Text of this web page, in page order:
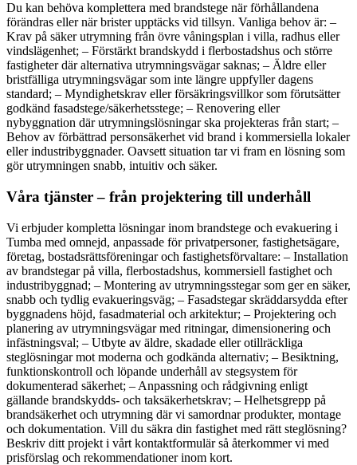
Du kan behöva komplettera med brandstege när förhållandena
förändras eller när brister upptäcks vid tillsyn. Vanliga behov är: –
Krav på säker utrymning från övre våningsplan i villa, radhus eller
vindslägenhet; – Förstärkt brandskydd i flerbostadshus och större
fastigheter där alternativa utrymningsvägar saknas; – Äldre eller
bristfälliga utrymningsvägar som inte längre uppfyller dagens
standard; – Myndighetskrav eller försäkringsvillkor som förutsätter
godkänd fasadstege/säkerhetsstege; – Renovering eller
nybyggnation där utrymningslösningar ska projekteras från start; –
Behov av förbättrad personsäkerhet vid brand i kommersiella lokaler
eller industribyggnader. Oavsett situation tar vi fram en lösning som
gör utrymningen snabb, intuitiv och säker.
Våra tjänster – från projektering till underhåll
Vi erbjuder kompletta lösningar inom brandstege och evakuering i
Tumba med omnejd, anpassade för privatpersoner, fastighetsägare,
företag, bostadsrättsföreningar och fastighetsförvaltare: – Installation
av brandstegar på villa, flerbostadshus, kommersiell fastighet och
industribyggnad; – Montering av utrymningsstegar som ger en säker,
snabb och tydlig evakueringsväg; – Fasadstegar skräddarsydda efter
byggnadens höjd, fasadmaterial och arkitektur; – Projektering och
planering av utrymningsvägar med ritningar, dimensionering och
infästningsval; – Utbyte av äldre, skadade eller otillräckliga
steglösningar mot moderna och godkända alternativ; – Besiktning,
funktionskontroll och löpande underhåll av stegsystem för
dokumenterad säkerhet; – Anpassning och rådgivning enligt
gällande brandskydds- och taksäkerhetskrav; – Helhetsgrepp på
brandsäkerhet och utrymning där vi samordnar produkter, montage
och dokumentation. Vill du säkra din fastighet med rätt steglösning?
Beskriv ditt projekt i vårt kontaktformulär så återkommer vi med
prisförslag och rekommendationer inom kort.